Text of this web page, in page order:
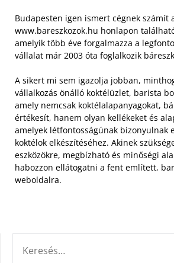
Budapesten igen ismert cégnek számít
www.bareszkozok.hu honlapon
amelyik több éve forgalmazza a
vállalat már 2003 óta foglalkozik
A sikert mi sem igazolja jobban,
vállalkozás önálló koktélüzlet, barista
amely nemcsak koktélalapanyagokat,
értékesít, hanem olyan kellékeket és
amelyek létfontosságúnak bizonyulnak
koktélok elkészítéséhez. Akinek
eszközökre, megbízható és minőségi
habozzon ellátogatni a fent említett,
weboldalra.